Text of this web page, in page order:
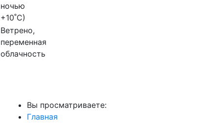
ночью
+10˚C)
Ветрено,
переменная
облачность
Вы просматриваете:
Главная